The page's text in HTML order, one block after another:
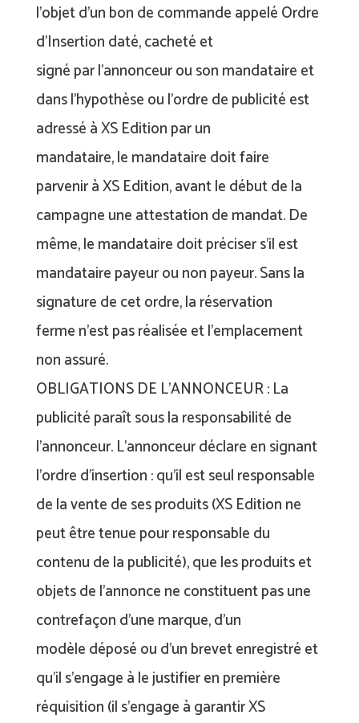
l’objet d’un bon de commande appelé Ordre
d’Insertion daté, cacheté et
signé par l’annonceur ou son mandataire et
dans l’hypothèse ou l’ordre de publicité est
adressé à XS Edition par un
mandataire, le mandataire doit faire
parvenir à XS Edition, avant le début de la
campagne une attestation de mandat. De
même, le mandataire doit préciser s’il est
mandataire payeur ou non payeur. Sans la
signature de cet ordre, la réservation
ferme n’est pas réalisée et l’emplacement
non assuré.
OBLIGATIONS DE L’ANNONCEUR : La
publicité paraît sous la responsabilité de
l’annonceur. L’annonceur déclare en signant
l’ordre d’insertion : qu’il est seul responsable
de la vente de ses produits (XS Edition ne
peut être tenue pour responsable du
contenu de la publicité), que les produits et
objets de l’annonce ne constituent pas une
contrefaçon d’une marque, d’un
modèle déposé ou d’un brevet enregistré et
qu’il s’engage à le justifier en première
réquisition (il s’engage à garantir XS